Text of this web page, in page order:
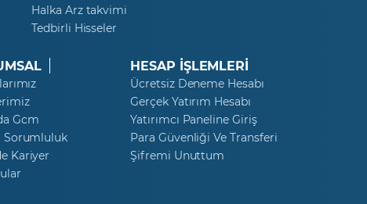
Halka Arz takvimi
Tedbirli Hisseler
Gcm
Sorumluluk
Kariyer
HESAP İŞLEMLERİ
Ücretsiz Deneme Hesabı
Gerçek Yatırım Hesabı
Yatırımcı Paneline Giriş
Para Güvenliği Ve Transferi
Şifremi Unuttum